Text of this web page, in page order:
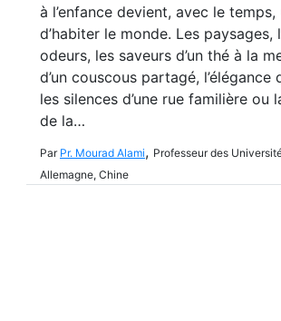
à l’enfance devient, avec le temps,
d’habiter le monde. Les paysages,
odeurs, les saveurs d’un thé à la
d’un couscous partagé, l’élégance
les silences d’une rue familière ou
de la…
Par Pr. Mourad Alami, Professeur des
Allemagne, Chine